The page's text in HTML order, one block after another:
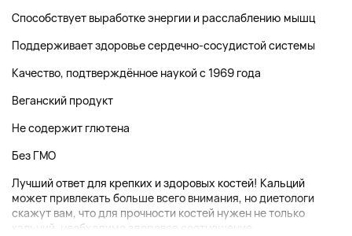
Способствует выработке энергии и расслаблению мышц
Поддерживает здоровье сердечно-сосудистой системы
Качество, подтверждённое наукой с 1969 года
Веганский продукт
Не содержит глютена
Без ГМО
Лучший ответ для крепких и здоровых костей! Кальций
может привлекать больше всего внимания, но диетологи
скажут вам, что для прочности костей нужен не только
кальций. необходимо здоровое соотношение...